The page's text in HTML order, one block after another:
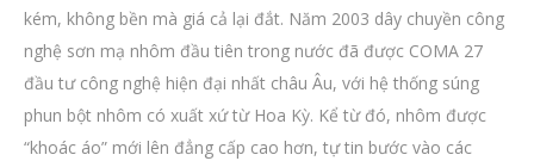
kém, không bền mà giá cả lại đắt. Năm 2003 dây chuyền công
nghệ sơn mạ nhôm đầu tiên trong nước đã được COMA 27
đầu tư công nghệ hiện đại nhất châu Âu, với hệ thống súng
phun bột nhôm có xuất xứ từ Hoa Kỳ. Kể từ đó, nhôm được
“khoác áo” mới lên đẳng cấp cao hơn, tự tin bước vào các